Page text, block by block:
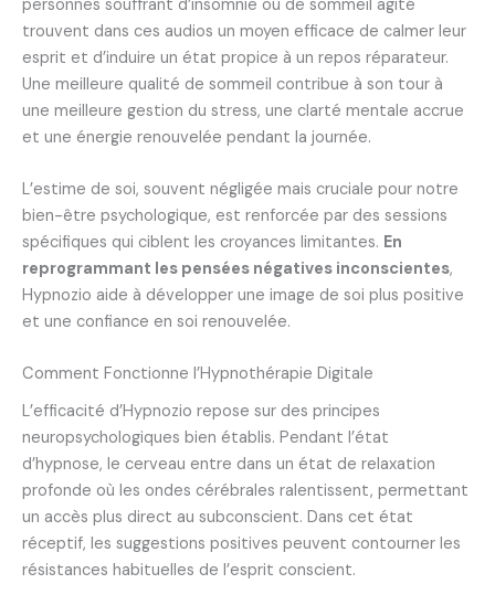
personnes souffrant d’insomnie ou de sommeil agité
trouvent dans ces audios un moyen efficace de calmer leur
esprit et d’induire un état propice à un repos réparateur.
Une meilleure qualité de sommeil contribue à son tour à
une meilleure gestion du stress, une clarté mentale accrue
et une énergie renouvelée pendant la journée.
L’estime de soi, souvent négligée mais cruciale pour notre
bien-être psychologique, est renforcée par des sessions
spécifiques qui ciblent les croyances limitantes. En
reprogrammant les pensées négatives inconscientes,
Hypnozio aide à développer une image de soi plus positive
et une confiance en soi renouvelée.
Comment Fonctionne l’Hypnothérapie Digitale
L’efficacité d’Hypnozio repose sur des principes
neuropsychologiques bien établis. Pendant l’état
d’hypnose, le cerveau entre dans un état de relaxation
profonde où les ondes cérébrales ralentissent, permettant
un accès plus direct au subconscient. Dans cet état
réceptif, les suggestions positives peuvent contourner les
résistances habituelles de l’esprit conscient.